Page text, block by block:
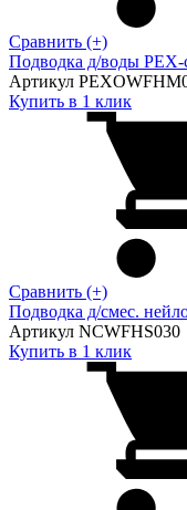
Сравнить (+)
Подводка д/воды
Артикул
Купить в 1 клик
Сравнить (+)
Подводка д/смес.
Артикул NCWFHS030
Купить в 1 клик